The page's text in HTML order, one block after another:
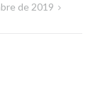
de 2019